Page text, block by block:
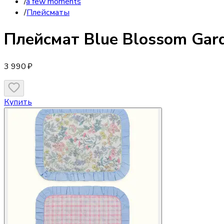
/Плейсматы
Плейсмат Blue Blossom
3 990 ₽
Купить